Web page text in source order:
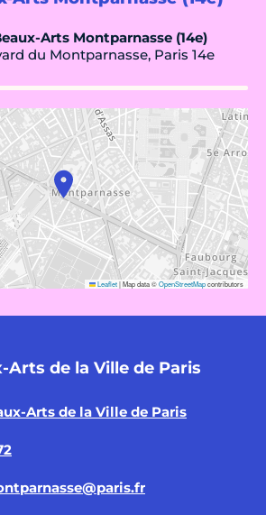
Arts Montparnasse (14e)
du Montparnasse, Paris 14e
Leaflet|Map data ©OpenStreetMapcontributors
Arts de la Ville de Paris
Arts de la Ville de Paris